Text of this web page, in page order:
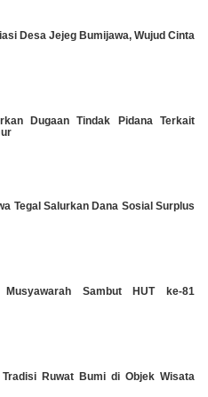
Desa Jejeg Bumijawa, Wujud Cinta
Dugaan Tindak Pidana Terkait
Tegal Salurkan Dana Sosial Surplus
Sambut HUT ke-81
Ruwat Bumi di Objek Wisata